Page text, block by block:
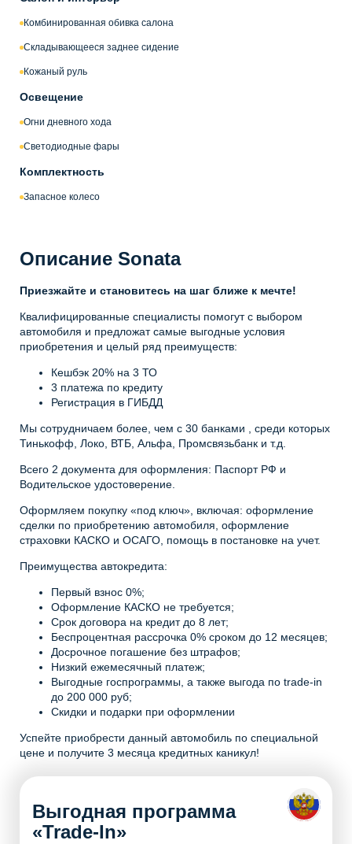
Комбинированная обивка салона
Складывающееся заднее сидение
Кожаный руль
Освещение
Огни дневного хода
Светодиодные фары
Комплектность
Запасное колесо
Описание Sonata
Приезжайте и становитесь на шаг ближе к мечте!
Квалифицированные специалисты помогут с выбором
автомобиля и предложат самые выгодные условия
приобретения и целый ряд преимуществ:
Кешбэк 20% на 3 ТО
3 платежа по кредиту
Регистрация в ГИБДД
Мы сотрудничаем более, чем с 30 банками , среди которых
Тинькофф, Локо, ВТБ, Альфа, Промсвязьбанк и т.д.
Всего 2 документа для оформления: Паспорт РФ и
Водительское удостоверение.
Оформляем покупку «под ключ», включая: оформление
сделки по приобретению автомобиля, оформление
страховки КАСКО и ОСАГО, помощь в постановке на учет.
Преимущества автокредита:
Первый взнос 0%;
Оформление КАСКО не требуется;
Срок договора на кредит до 8 лет;
Беспроцентная рассрочка 0% сроком до 12 месяцев;
Досрочное погашение без штрафов;
Низкий ежемесячный платеж;
Выгодные госпрограммы, а также выгода по trade-in
до 200 000 руб;
Скидки и подарки при оформлении
Успейте приобрести данный автомобиль по специальной
цене и получите 3 месяца кредитных каникул!
Выгодная программа
«Trade-In»